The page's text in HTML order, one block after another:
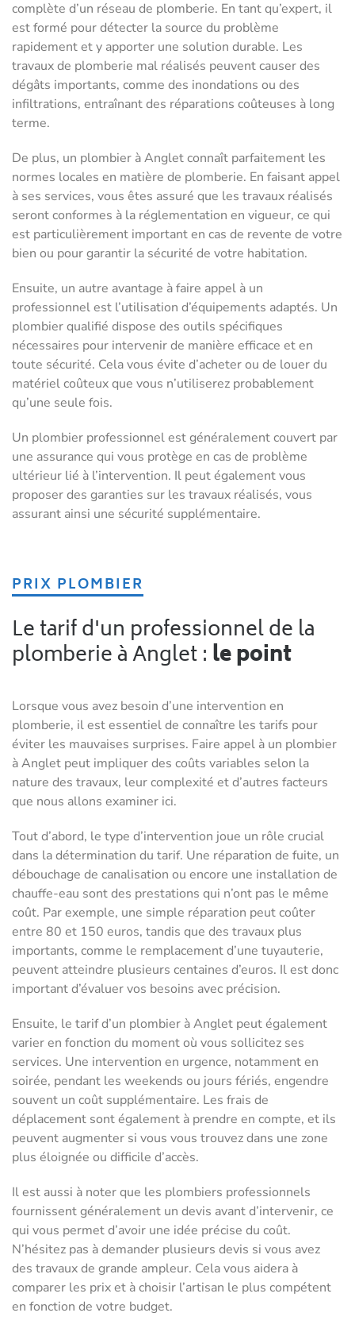
complète d’un réseau de plomberie. En tant qu’expert, il
est formé pour détecter la source du problème
rapidement et y apporter une solution durable. Les
travaux de plomberie mal réalisés peuvent causer des
dégâts importants, comme des inondations ou des
infiltrations, entraînant des réparations coûteuses à long
terme.
De plus, un plombier à Anglet connaît parfaitement les
normes locales en matière de plomberie. En faisant appel
à ses services, vous êtes assuré que les travaux réalisés
seront conformes à la réglementation en vigueur, ce qui
est particulièrement important en cas de revente de votre
bien ou pour garantir la sécurité de votre habitation.
Ensuite, un autre avantage à faire appel à un
professionnel est l’utilisation d’équipements adaptés. Un
plombier qualifié dispose des outils spécifiques
nécessaires pour intervenir de manière efficace et en
toute sécurité. Cela vous évite d’acheter ou de louer du
matériel coûteux que vous n’utiliserez probablement
qu’une seule fois.
Un plombier professionnel est généralement couvert par
une assurance qui vous protège en cas de problème
ultérieur lié à l’intervention. Il peut également vous
proposer des garanties sur les travaux réalisés, vous
assurant ainsi une sécurité supplémentaire.
PRIX PLOMBIER
Le tarif d'un professionnel de la
plomberie à Anglet : le point
Lorsque vous avez besoin d’une intervention en
plomberie, il est essentiel de connaître les tarifs pour
éviter les mauvaises surprises. Faire appel à un plombier
à Anglet peut impliquer des coûts variables selon la
nature des travaux, leur complexité et d’autres facteurs
que nous allons examiner ici.
Tout d’abord, le type d’intervention joue un rôle crucial
dans la détermination du tarif. Une réparation de fuite, un
débouchage de canalisation ou encore une installation de
chauffe-eau sont des prestations qui n’ont pas le même
coût. Par exemple, une simple réparation peut coûter
entre 80 et 150 euros, tandis que des travaux plus
importants, comme le remplacement d’une tuyauterie,
peuvent atteindre plusieurs centaines d’euros. Il est donc
important d’évaluer vos besoins avec précision.
Ensuite, le tarif d’un plombier à Anglet peut également
varier en fonction du moment où vous sollicitez ses
services. Une intervention en urgence, notamment en
soirée, pendant les weekends ou jours fériés, engendre
souvent un coût supplémentaire. Les frais de
déplacement sont également à prendre en compte, et ils
peuvent augmenter si vous vous trouvez dans une zone
plus éloignée ou difficile d’accès.
Il est aussi à noter que les plombiers professionnels
fournissent généralement un devis avant d’intervenir, ce
qui vous permet d’avoir une idée précise du coût.
N’hésitez pas à demander plusieurs devis si vous avez
des travaux de grande ampleur. Cela vous aidera à
comparer les prix et à choisir l’artisan le plus compétent
en fonction de votre budget.